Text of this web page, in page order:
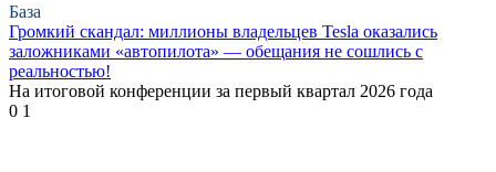
База
Громкий скандал: миллионы владельцев Tesla оказались
заложниками «автопилота» — обещания не сошлись с
реальностью!
На итоговой конференции за первый квартал 2026 года
0 1